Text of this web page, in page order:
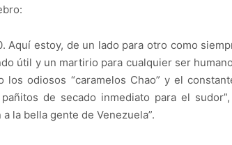
Aquí estoy, de un lado para otro como
útil y un martirio para cualquier ser
los odiosos “caramelos Chao” y el
de secado inmediato para el
la bella gente de Venezuela”.